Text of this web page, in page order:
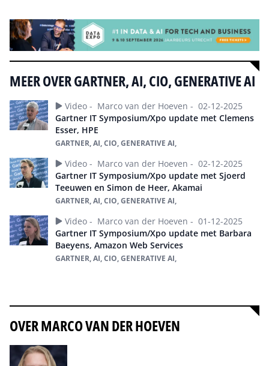
MEER OVER GARTNER, AI, CIO, GENERATIVE AI
Video - Marco van der Hoeven - 02-12-2025
Gartner IT Symposium/Xpo update met Clemens
Esser, HPE
GARTNER, AI, CIO, GENERATIVE AI,
Video - Marco van der Hoeven - 02-12-2025
Gartner IT Symposium/Xpo update met Sjoerd
Teeuwen en Simon de Heer, Akamai
GARTNER, AI, CIO, GENERATIVE AI,
Video - Marco van der Hoeven - 01-12-2025
Gartner IT Symposium/Xpo update met Barbara
Baeyens, Amazon Web Services
GARTNER, AI, CIO, GENERATIVE AI,
OVER MARCO VAN DER HOEVEN